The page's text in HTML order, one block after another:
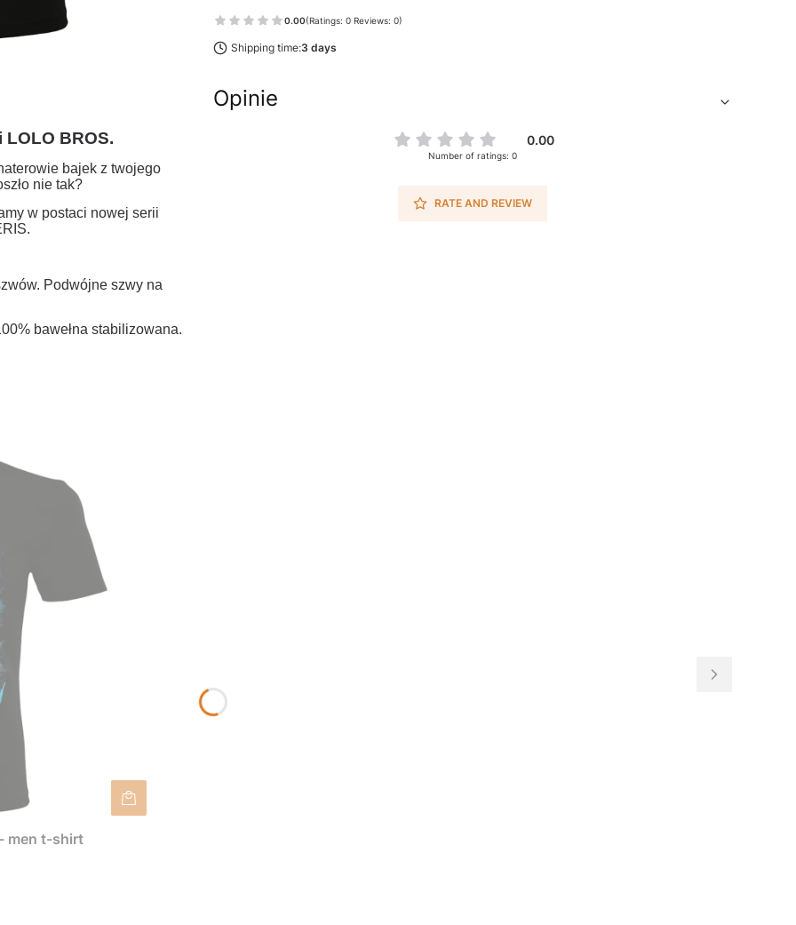
0.00(Ratings: 0 Reviews: 0)
Shipping time:3 days
LOLO BROS.
bajek z twojego
nie tak?
w postaci nowej serii
Podwójne szwy na
bawełna stabilizowana.
Opinie
0.00
Number of ratings: 0
RATE AND REVIEW
- men t-shirt